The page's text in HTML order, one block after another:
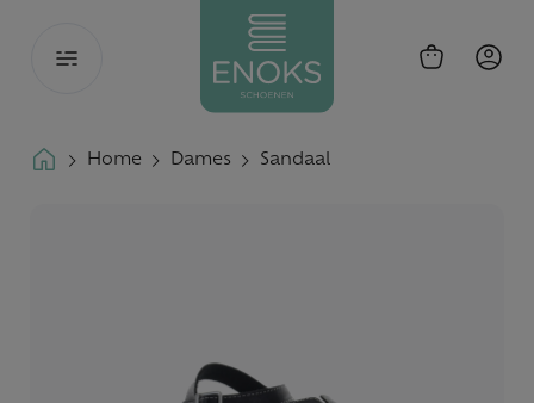
Toggle
Home Dames Sandaal